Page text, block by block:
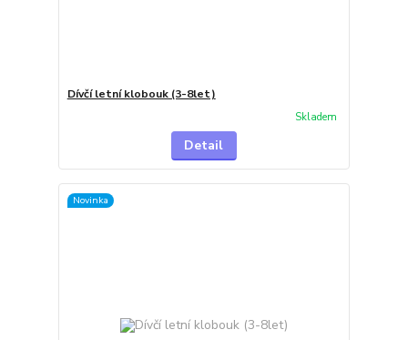
Dívčí letní klobouk (3-8let)
Skladem
Detail
Novinka